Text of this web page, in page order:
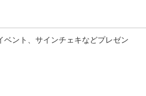
ベント、サインチェキなどプレゼン